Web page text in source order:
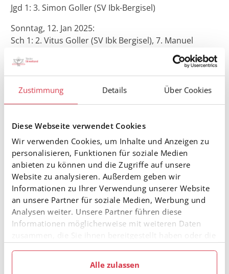
Zustimmung Details Über Cookies
Diese Webseite verwendet Cookies
Wir verwenden Cookies, um Inhalte und Anzeigen zu
personalisieren, Funktionen für soziale Medien
anbieten zu können und die Zugriffe auf unsere
Website zu analysieren. Außerdem geben wir
Informationen zu Ihrer Verwendung unserer Website
an unsere Partner für soziale Medien, Werbung und
Analysen weiter. Unsere Partner führen diese
Informationen möglicherweise mit weiteren Daten
Alle zulassen
Jgd 1: 3. Simon Goller (SV Ibk-Bergisel)
Sonntag, 12. Jan 2025:
Sch 1: 2. Vitus Goller (SV Ibk Bergisel), 7. Manuel
Schneider (Nordic Team Absam), 10. Benjamin
Achrainer (K.S.C.)
Sch 2: 1. Aaron Hochenegg(Nordic Team Absam)
Jgd 1:1. Simon Goller(SV Ibk-Bergisel)
Ergebnisse Nordische Kombination
Sch 1: 2. Vitus Goller (SV Ibk Bergisel), 4. Manuel
Schneider (Nordic Team Absam), 6. Benjamin
Achrainer (K.S.C.), 7. Gerlad Lackner (SV Ibk-Bergisel)
Schülerinnen: 10. Helena Prettenhofer (WSV Wörgl)
Sch 2:1. Aaron Hochenegg(Nordic Team Absam),
10. Matthias Luxner (K.S.C.)
Jgd: 6. Paul Wagner (SV Ibk-Bergisel)